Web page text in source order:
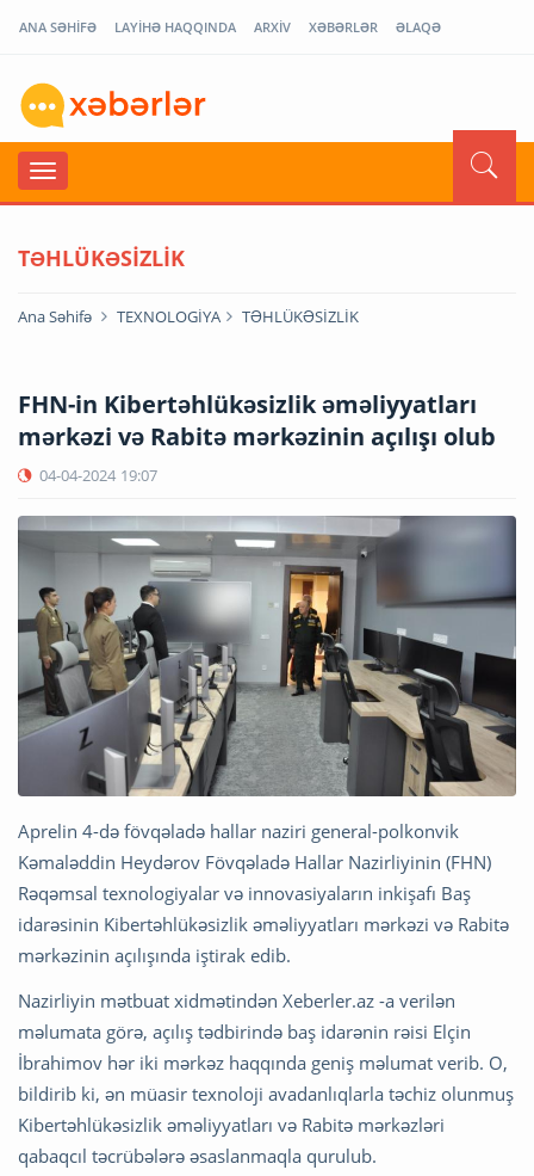
ANA SƏHİFƏ LAYİHƏ HAQQINDA ARXİV XƏBƏRLƏR ƏLAQƏ
TƏHLÜKƏSİZLİK
Ana Səhifə TEXNOLOGİYA TƏHLÜKƏSİZLİK
FHN-in Kibertəhlükəsizlik əməliyyatları
mərkəzi və Rabitə mərkəzinin açılışı olub
04-04-2024 19:07
Aprelin 4-də fövqəladə hallar naziri general-polkonvik
Kəmaləddin Heydərov Fövqəladə Hallar Nazirliyinin (FHN)
Rəqəmsal texnologiyalar və innovasiyaların inkişafı Baş
idarəsinin Kibertəhlükəsizlik əməliyyatları mərkəzi və Rabitə
mərkəzinin açılışında iştirak edib.
Nazirliyin mətbuat xidmətindən Xeberler.az -a verilən
məlumata görə, açılış tədbirində baş idarənin rəisi Elçin
İbrahimov hər iki mərkəz haqqında geniş məlumat verib. O,
bildirib ki, ən müasir texnoloji avadanlıqlarla təchiz olunmuş
Kibertəhlükəsizlik əməliyyatları və Rabitə mərkəzləri
qabaqcıl təcrübələrə əsaslanmaqla qurulub.